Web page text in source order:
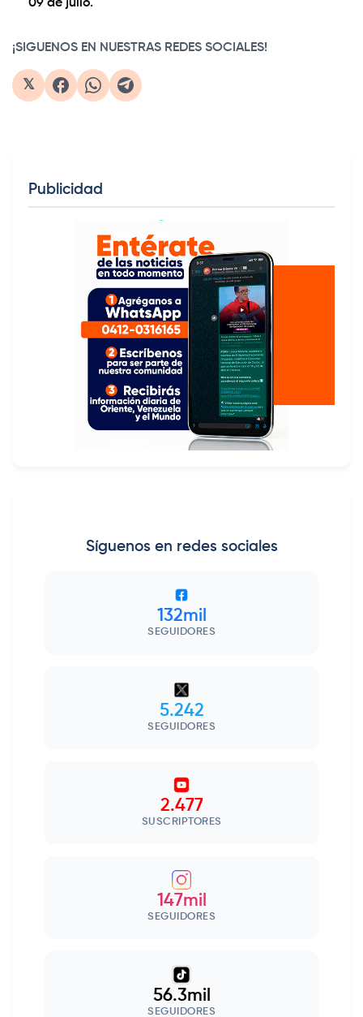
09 de julio.
¡SIGUENOS EN NUESTRAS REDES SOCIALES!
𝕏
Publicidad
Síguenos en redes sociales
132mil
SEGUIDORES
5.242
SEGUIDORES
2.477
SUSCRIPTORES
147mil
SEGUIDORES
56.3mil
SEGUIDORES